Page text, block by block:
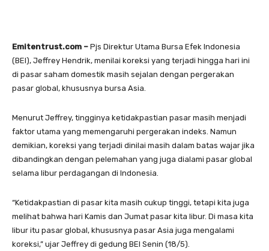
Emitentrust.com – Pjs Direktur Utama Bursa Efek Indonesia
(BEI), Jeffrey Hendrik, menilai koreksi yang terjadi hingga hari ini
di pasar saham domestik masih sejalan dengan pergerakan
pasar global, khususnya bursa Asia.
Menurut Jeffrey, tingginya ketidakpastian pasar masih menjadi
faktor utama yang memengaruhi pergerakan indeks. Namun
demikian, koreksi yang terjadi dinilai masih dalam batas wajar jika
dibandingkan dengan pelemahan yang juga dialami pasar global
selama libur perdagangan di Indonesia.
“Ketidakpastian di pasar kita masih cukup tinggi, tetapi kita juga
melihat bahwa hari Kamis dan Jumat pasar kita libur. Di masa kita
libur itu pasar global, khususnya pasar Asia juga mengalami
koreksi,” ujar Jeffrey di gedung BEI Senin (18/5).